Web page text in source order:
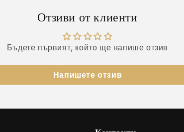
Отзиви от клиенти
Бъдете първият, който ще напише отзив
Напишете отзив